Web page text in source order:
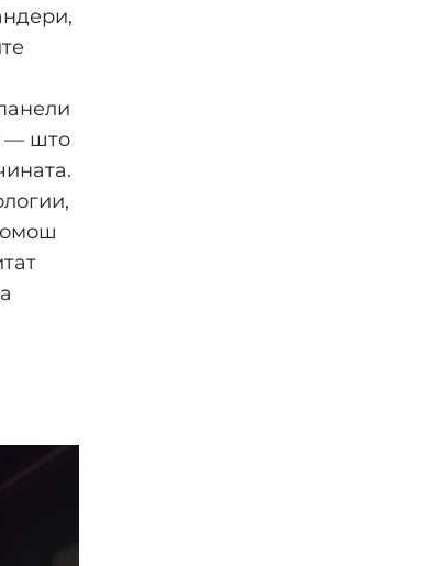
— што